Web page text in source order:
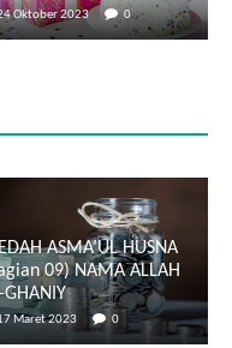
Oktober 2023 0
ASMA’UL HUSNA
09) NAMA ALLAH
GHANIY
Maret 2023 0